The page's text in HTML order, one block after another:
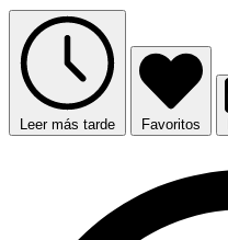
Leer más tarde Favoritos